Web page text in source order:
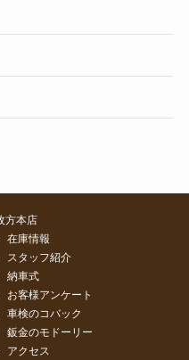
方本店
在庫情報
スタッフ紹介
納車式
お客様アンケート
車検のコバック
鈑金のモドーリー
アクセス